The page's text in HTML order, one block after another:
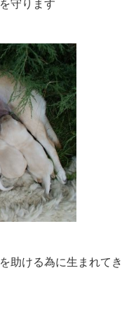
守ります
助ける為に生まれて